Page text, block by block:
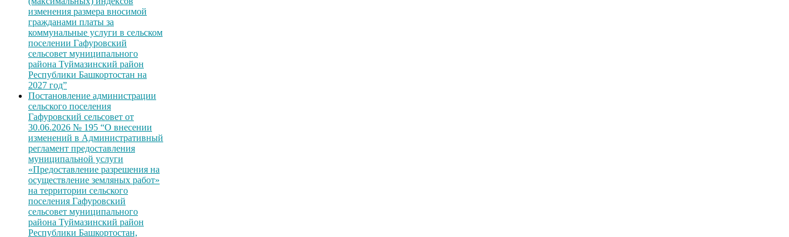
изменения размера вносимой
гражданами платы за
коммунальные услуги в сельском
поселении Гафуровский
сельсовет муниципального
района Туймазинский район
Республики Башкортостан на
2027 год”
Постановление администрации
сельского поселения
Гафуровский сельсовет от
30.06.2026 № 195 “О внесении
изменений в Административный
регламент предоставления
муниципальной услуги
«Предоставление разрешения на
осуществление земляных работ»
на территории сельского
поселения Гафуровский
сельсовет муниципального
района Туймазинский район
Республики Башкортостан,